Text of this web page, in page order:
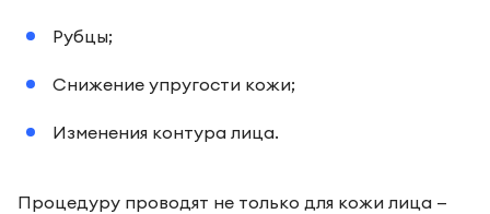
Рубцы;
Снижение упругости кожи;
Изменения контура лица.
Процедуру проводят не только для кожи лица —